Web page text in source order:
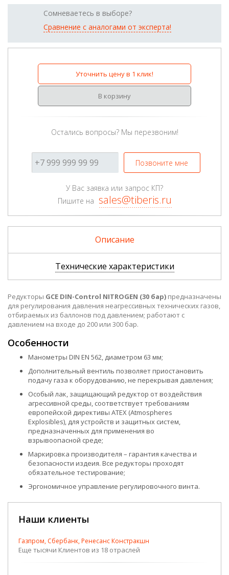
Сомневаетесь в выборе?
Сравнение с аналогами от эксперта!
Уточнить цену в 1 клик!
В корзину
Остались вопросы? Мы перезвоним!
Позвоните мне
У Вас заявка или запрос КП?
Пишите на sales@tiberis.ru
Описание
Технические характеристики
Редукторы GCE DIN-Control NITROGEN (30 бар) предназначены
для регулирования давления неагрессивных технических газов,
отбираемых из баллонов под давлением; работают с
давлением на входе до 200 или 300 бар.
Особенности
Манометры DIN EN 562, диаметром 63 мм;
Дополнительный вентиль позволяет приостановить
подачу газа к оборудованию, не перекрывая давления;
Особый лак, защищающий редуктор от воздействия
агресcивной среды, соответствует требованиям
европейской директивы ATEX (Atmospheres
Explosibles), для устройств и защитных систем,
предназначенных для применения во
взрывоопасной среде;
Маркировка производителя – гарантия качества и
безопасности издеия. Все редукторы проходят
обязательное тестирование;
Эргономичное управление регулировочного винта.
Наши клиенты
Газпром, Сбербанк, Ренесанс Констракшн
Еще тысячи Клиентов из 18 отраслей